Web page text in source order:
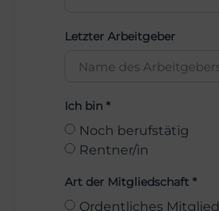
Letzter Arbeitgeber
Ich bin *
Noch berufstätig
Rentner/in
Art der Mitgliedschaft *
Ordentliches Mitglied